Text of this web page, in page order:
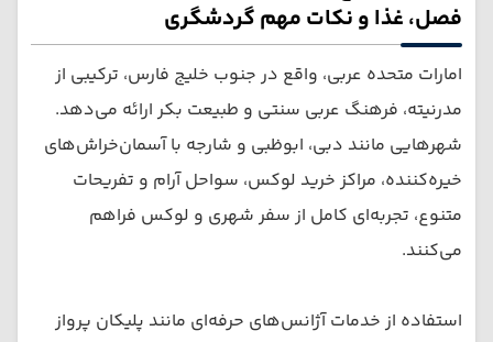
فصل، غذا و نکات مهم گردشگری
امارات متحده عربی، واقع در جنوب خلیج فارس، ترکیبی از
مدرنیته، فرهنگ عربی سنتی و طبیعت بکر ارائه می‌دهد.
شهرهایی مانند دبی، ابوظبی و شارجه با آسمان‌خراش‌های
خیره‌کننده، مراکز خرید لوکس، سواحل آرام و تفریحات
متنوع، تجربه‌ای کامل از سفر شهری و لوکس فراهم
می‌کنند.
استفاده از خدمات آژانس‌های حرفه‌ای مانند پلیکان پرواز